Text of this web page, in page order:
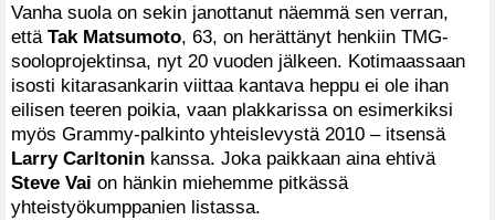
Vanha suola on sekin janottanut näemmä sen verran,
että Tak Matsumoto, 63, on herättänyt henkiin TMG-
sooloprojektinsa, nyt 20 vuoden jälkeen. Kotimaassaan
isosti kitarasankarin viittaa kantava heppu ei ole ihan
eilisen teeren poikia, vaan plakkarissa on esimerkiksi
myös Grammy-palkinto yhteislevystä 2010 – itsensä
Larry Carltonin kanssa. Joka paikkaan aina ehtivä
Steve Vai on hänkin miehemme pitkässä
yhteistyökumppanien listassa.